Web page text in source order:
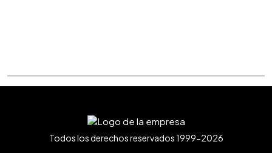
Todos los derechos reservados 1999-2026